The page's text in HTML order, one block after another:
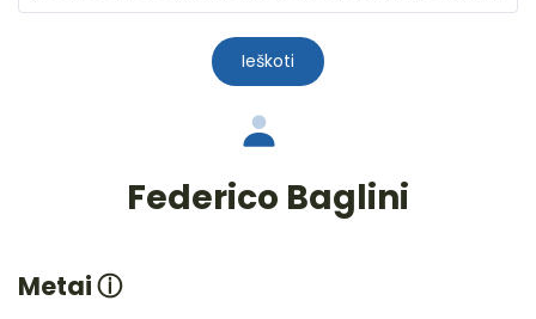
Ieškoti
Federico Baglini
Metaiⓘ